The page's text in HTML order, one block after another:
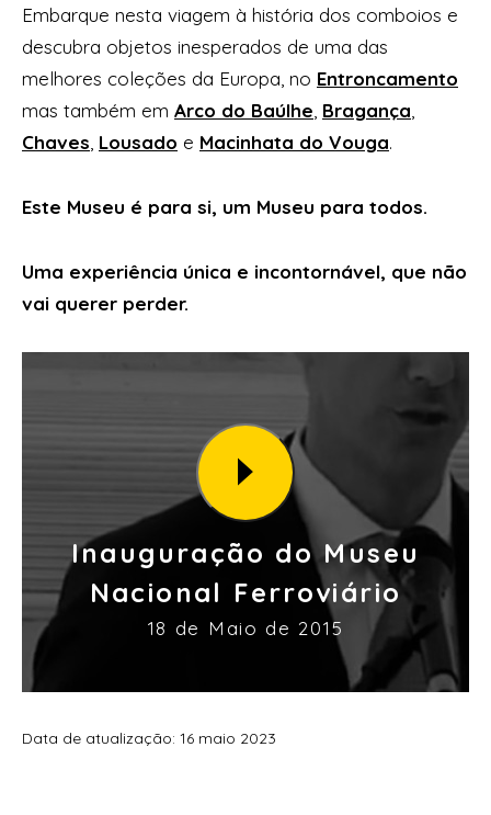
Embarque nesta viagem à história dos comboios e
descubra objetos inesperados de uma das
melhores coleções da Europa, no Entroncamento
mas também em Arco do Baúlhe Bragança
Chaves Lousado e Macinhata do Vouga.
Este Museu é para si, um Museu para todos.
Uma experiência única e incontornável, que não
vai querer perder.
Inauguração do Museu
Nacional Ferroviário
18 de Maio de 2015
Data de atualização: 16 maio 2023